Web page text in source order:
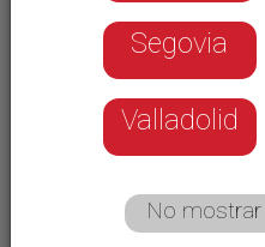
Un año más no
cosecha de cerezas en
histórica continúa
cerezas tempranas, un
cosecha total, las
que la meteorología
estación y tardías
Segovia
Valladolid
No